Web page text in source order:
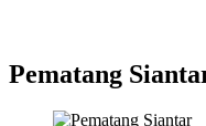
Pematang